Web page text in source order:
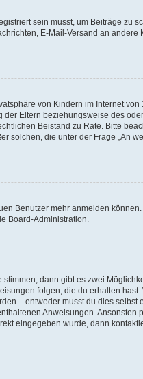
sein musst, um Beiträge zu
E-Mail-Versand an
von Kindern im Internet
Eltern beziehungsweise des
Beistand zu Rate. Bitte
solchen, die unter der Frage „An
Benutzer mehr anmelden
Board-Administration.
dann gibt es zwei
folgen, die du erhalten
– entweder musst du dies selbst
Anweisungen.
eingegeben wurde, dann